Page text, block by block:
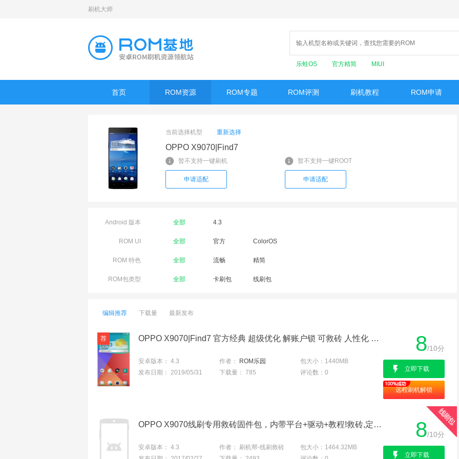
刷机大师
乐蛙OS 官方精简 MIUI
首页 ROM资源 ROM专题 ROM评测 刷机教程 ROM申请
当前选择机型 重新选择
OPPO X9070|Find7
暂不支持一键刷机
申请适配
暂不支持一键ROOT
申请适配
Android 版本 全部 4.3
ROM UI 全部 官方 ColorOS
ROM 特色 全部 流畅 精简
ROM包类型 全部 卡刷包 线刷包
编辑推荐 下载量 最新发布
OPPO X9070|Find7 官方经典 超级优化 解账户锁 可救砖 人性化 省电流畅
安卓版本： 4.3 作者： ROM乐园 包大小： 1440MB
发布日期： 2019/05/31 下载量： 785 评论数： 0
8/10分
立即下载
远程刷机解锁
OPPO X9070线刷专用救砖固件包，内带平台+驱动+教程!救砖,定屏,解防盗锁专用亲测成功
安卓版本： 4.3 作者： 刷机帮-线刷救砖 包大小： 1464.32MB
8/10分
立即下载